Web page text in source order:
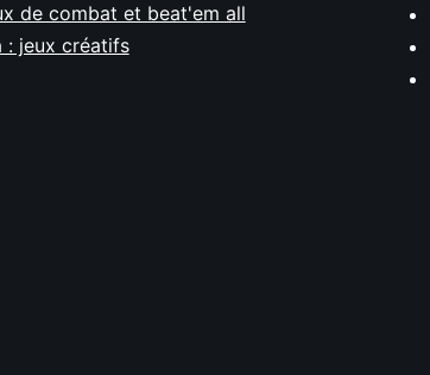
de combat et beat'em all
: jeux créatifs